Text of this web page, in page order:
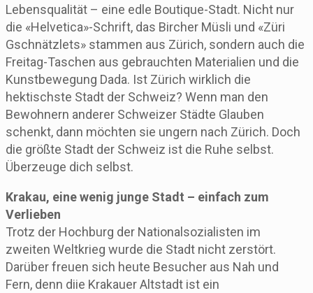
Lebensqualität – eine edle Boutique-Stadt. Nicht nur
die «Helvetica»-Schrift, das Bircher Müsli und «Züri
Gschnätzlets» stammen aus Zürich, sondern auch die
Freitag-Taschen aus gebrauchten Materialien und die
Kunstbewegung Dada. Ist Zürich wirklich die
hektischste Stadt der Schweiz? Wenn man den
Bewohnern anderer Schweizer Städte Glauben
schenkt, dann möchten sie ungern nach Zürich. Doch
die größte Stadt der Schweiz ist die Ruhe selbst.
Überzeuge dich selbst.
Krakau, eine wenig junge Stadt – einfach zum
Verlieben
Trotz der Hochburg der Nationalsozialisten im
zweiten Weltkrieg wurde die Stadt nicht zerstört.
Darüber freuen sich heute Besucher aus Nah und
Fern, denn diie Krakauer Altstadt ist ein